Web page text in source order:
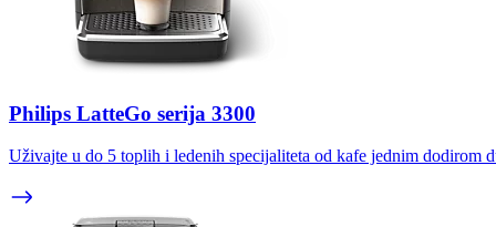
Philips LatteGo serija 3300
Uživajte u do 5 toplih i ledenih specijaliteta od kafe jednim dodirom